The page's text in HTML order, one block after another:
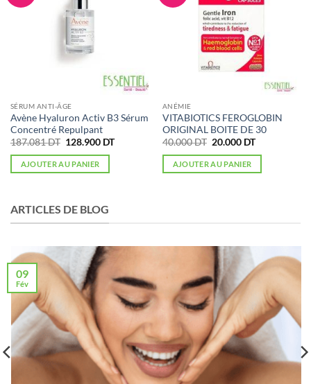
SÉRUM ANTI-ÂGE
Avène Hyaluron Activ B3 Sérum
Concentré Repulpant
187.081DT Le
initial
était :
128.900 DTLe
AJOUTER AU PANIER
ANÉMIE
VITABIOTICS FEROGLOBIN
ORIGINAL BOITE DE 30
40.000DT Le
initial
était :
20.000 DTLe
actuel
AJOUTER AU PANIER
ARTICLES DE BLOG
09
Fév